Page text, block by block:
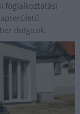
foglalkoztatási
dolgozik.